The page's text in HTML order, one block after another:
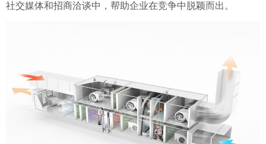
社交媒体和招商洽谈中，帮助企业在竞争中脱颖而出。